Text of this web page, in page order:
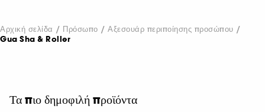
Αρχική σελίδα Πρόσωπο Αξεσουάρ περιποίησης προσώπου
Gua Sha & Roller
Τα πιο δημοφιλή προϊόντα